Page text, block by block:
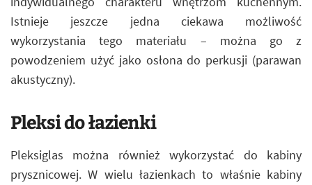
Istnieje jeszcze jedna ciekawa możliwość
wykorzystania tego materiału – można go z
powodzeniem użyć jako osłona do perkusji (parawan
akustyczny).
Pleksi do łazienki
Pleksiglas można również wykorzystać do kabiny
prysznicowej. W wielu łazienkach to właśnie kabiny